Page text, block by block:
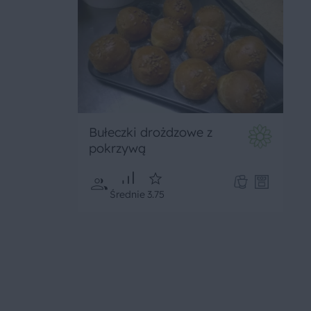
Bułeczki drożdzowe z
pokrzywą
Średnie 3.75